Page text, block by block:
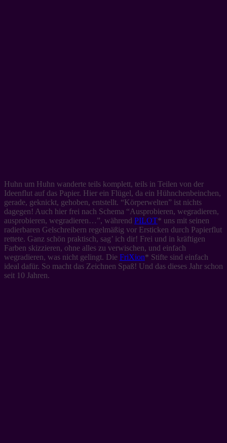
Huhn um Huhn wanderte teils komplett, teils in Teilen von der
Ideenflut auf das Papier. Hier ein Flügel, da ein Hühnchenbeinchen,
gerade, geknickt, gehoben, entstellt. “Körperwelten” ist nichts
dagegen! Auch hier frei nach Schema “Ausprobieren, wegradieren,
ausprobieren, wegradieren…”, während PILOT* uns mit seinen
radierbaren Gelschreibern regelmäßig vor Ersticken durch Papierflut
rettete. Ganz schön praktisch, sag’ ich dir! Frei und in kräftigen
Farben skizzieren, ohne alles zu verwischen, und einfach
wegradieren, was nicht gelingt. Die FriXion* Stifte sind einfach
ideal dafür. So macht das Zeichnen Spaß! Und das dieses Jahr schon
seit 10 Jahren.